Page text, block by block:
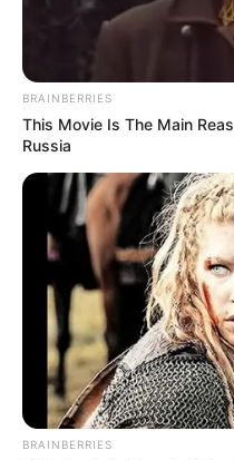
BRAINBERRIES
This Movie Is The Main
Russia
BRAINBERRIES